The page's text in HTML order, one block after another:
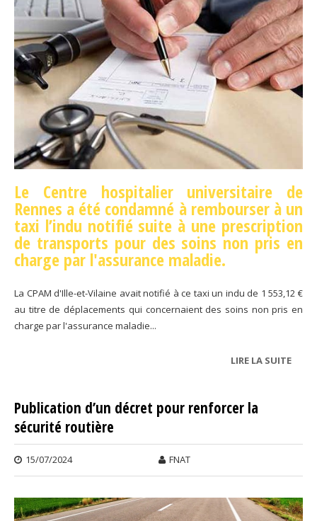
Le Centre hospitalier universitaire de
Rennes a été condamné à rembourser à un
taxi l’indu notifié suite à une prescription
de transports pour des soins non pris en
charge par l'assurance maladie.
La CPAM d'Ille-et-Vilaine avait notifié à ce taxi un indu de 1 553,12 €
au titre de déplacements qui concernaient des soins non pris en
charge par l'assurance maladie...
LIRE LA SUITEDE
Publication d’un décret pour renforcer la
sécurité routière
15/07/2024 FNAT